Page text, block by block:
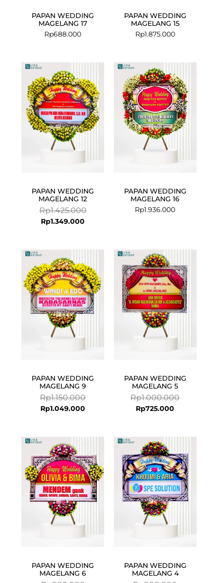
PAPAN WEDDING
MAGELANG 17
Rp688.000
PAPAN WEDDING
MAGELANG 15
Rp1.875.000
PAPAN WEDDING
MAGELANG 12
Rp1.425.000
was:
Rp1.425.000.
Rp1.349.000
price
is:
Rp1.349.000.
PAPAN WEDDING
MAGELANG 16
Rp1.936.000
PAPAN WEDDING
MAGELANG 9
Rp1.150.000
price
was:
Rp1.150.000.
Rp1.049.000
price
is:
Rp1.049.000.
PAPAN WEDDING
MAGELANG 5
Rp1.000.000
price
was:
Rp725.000
price
is:
Rp725.000.
PAPAN WEDDING
MAGELANG 6
was:
Rp900.000.
is:
Rp799.000.
PAPAN WEDDING
MAGELANG 4
price
was:
Rp900.000.
price
is:
Rp725.000.